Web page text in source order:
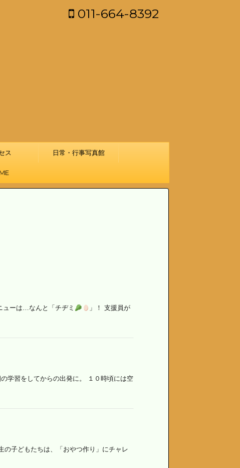
011-664-8392
ス 日常・行事写真館
ューは…なんと「チヂミ
」！ 支援員が
学習をしてからの出発に。 １０時頃には空
の子どもたちは、「おやつ作り」にチャレ